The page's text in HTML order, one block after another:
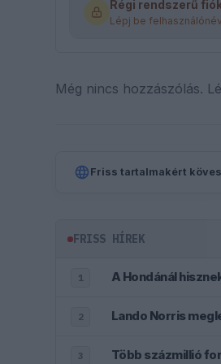
Régi rendszerű
Lépj be
Még nincs hozzászólás.
Friss tartalmakért
FRISS HÍREK
1 A Hondánál
2 Lando Norris
3 Több százmillió